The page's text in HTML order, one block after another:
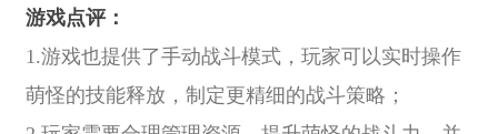
游戏点评：
1.游戏也提供了手动战斗模式，玩家可以实时操作
萌怪的技能释放，制定更精细的战斗策略；